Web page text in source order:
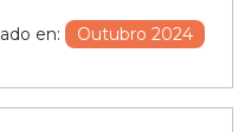
en: Outubro 2024